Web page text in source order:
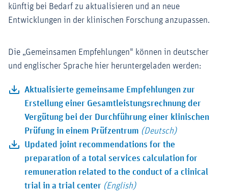
künftig bei Bedarf zu aktualisieren und an neue
Entwicklungen in der klinischen Forschung anzupassen.
Die „Gemeinsamen Empfehlungen" können in deutscher
und englischer Sprache hier heruntergeladen werden:
Aktualisierte gemeinsame Empfehlungen zur
Erstellung einer Gesamtleistungsrechnung der
Vergütung bei der Durchführung einer klinischen
Prüfung in einem Prüfzentrum (Deutsch)
Updated joint recommendations for the
preparation of a total services calculation for
remuneration related to the conduct of a clinical
trial in a trial center (English)